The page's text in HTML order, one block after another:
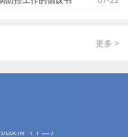
更多 >
疫情（十五）